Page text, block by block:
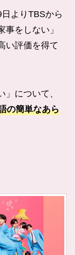
よりTBSから
をしない」
い評価を得て
について、
の簡単なあら